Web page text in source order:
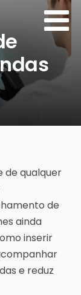
de qualquer
de
ainda
inserir
e reduz